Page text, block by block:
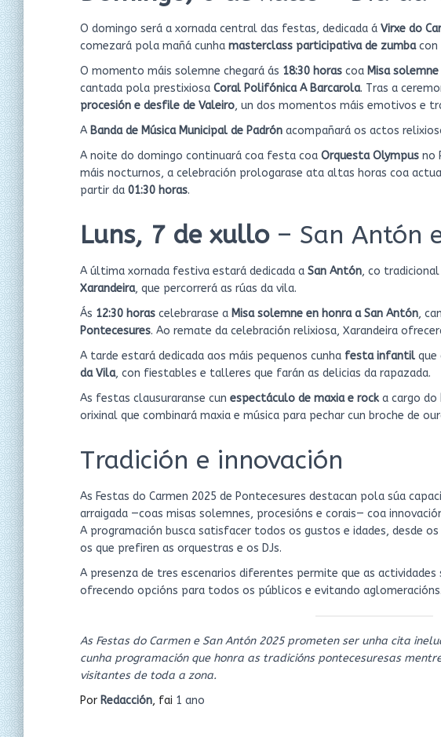
O domingo será a xornada central das festas, dedicada á Virxe do
comezará pola mañá cunha masterclass participativa de zumbacon
O momento máis solemne chegará ás 18:30 horas coa Misa
cantada pola prestixiosa Coral Polifónica A Barcarola. Tras a
procesión e desfile de Valeiro, un dos momentos máis emotivos e
A Banda de Música Municipal de Padrón acompañará os actos
A noite do domingo continuará coa festa coa Orquesta Olympus no
máis nocturnos, a celebración prologarase ata altas horas coa
partir da 01:30 horas.
Luns, 7 de xullo– San Antón
A última xornada festiva estará dedicada a San Antón, co tradicional
Xarandeira, que percorrerá as rúas da vila.
Ás 12:30 horas celebrarase a Misa solemne en honra a San Antón,
Pontecesures. Ao remate da celebración relixiosa, Xarandeira
A tarde estará dedicada aos máis pequenos cunha festa infantil que
da Vila, con fiestables e talleres que farán as delicias da rapazada.
As festas clausuraranse cun espectáculo de maxia e rock a cargo do
orixinal que combinará maxia e música para pechar cun broche de
Tradición e innovación
As Festas do Carmen 2025 de Pontecesures destacan pola súa
arraigada —coas misas solemnes, procesións e corais— coa
A programación busca satisfacer todos os gustos e idades, desde
os que prefiren as orquestras e os DJs.
A presenza de tres escenarios diferentes permite que as
ofrecendo opcións para todos os públicos e evitando aglomeracións.
As Festas do Carmen e San Antón 2025 prometen ser unha cita
cunha programación que honra as tradicións pontecesuresas
visitantes de toda a zona.
Por Redacción, fai 1 ano